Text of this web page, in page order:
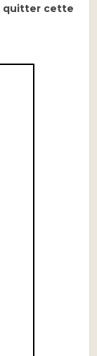
quitter cette